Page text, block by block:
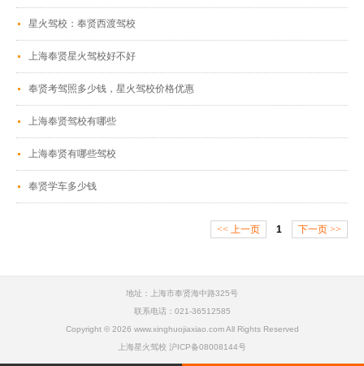
星火驾校：奉贤西渡驾校
上海奉贤星火驾校好不好
奉贤考驾照多少钱，星火驾校价格优惠
上海奉贤驾校有哪些
上海奉贤有哪些驾校
奉贤学车多少钱
<< 上一页 1 下一页 >>
地址：上海市奉贤海中路325号
联系电话：021-36512585
Copyright © 2026 www.xinghuojiaxiao.com All Rights Reserved
上海星火驾校 沪ICP备08008144号